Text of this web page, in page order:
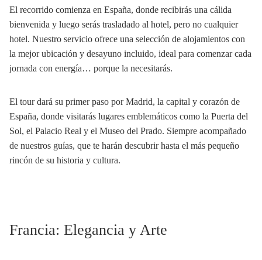
El recorrido comienza en España, donde recibirás una cálida
bienvenida y luego serás trasladado al hotel, pero no cualquier
hotel. Nuestro servicio ofrece una selección de alojamientos con
la mejor ubicación y desayuno incluido, ideal para comenzar cada
jornada con energía… porque la necesitarás.
El tour dará su primer paso por Madrid, la capital y corazón de
España, donde visitarás lugares emblemáticos como la Puerta del
Sol, el Palacio Real y el Museo del Prado. Siempre acompañado
de nuestros guías, que te harán descubrir hasta el más pequeño
rincón de su historia y cultura.
Francia: Elegancia y Arte